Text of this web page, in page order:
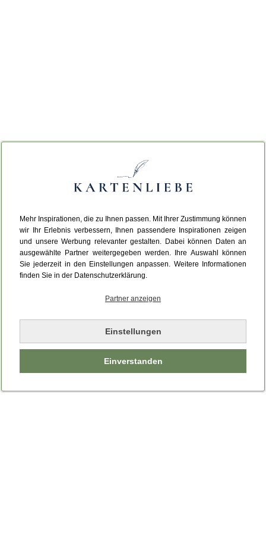
Mehr Inspirationen, die zu Ihnen passen. Mit Ihrer Zustimmung können
wir Ihr Erlebnis verbessern, Ihnen passendere Inspirationen zeigen
und unsere Werbung relevanter gestalten. Dabei können Daten an
ausgewählte Partner weitergegeben werden. Ihre Auswahl können
Sie jederzeit in den Einstellungen anpassen. Weitere Informationen
finden Sie in der Datenschutzerklärung.
Partner anzeigen
Einstellungen
Einverstanden